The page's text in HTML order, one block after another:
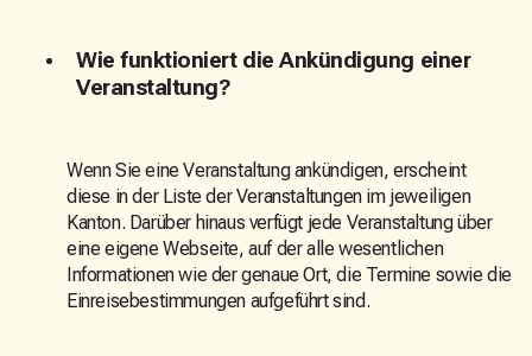
Wie funktioniert die Ankündigung einer
Veranstaltung?
Wenn Sie eine Veranstaltung ankündigen, erscheint
diese in der Liste der Veranstaltungen im jeweiligen
Kanton. Darüber hinaus verfügt jede Veranstaltung über
eine eigene Webseite, auf der alle wesentlichen
Informationen wie der genaue Ort, die Termine sowie die
Einreisebestimmungen aufgeführt sind.